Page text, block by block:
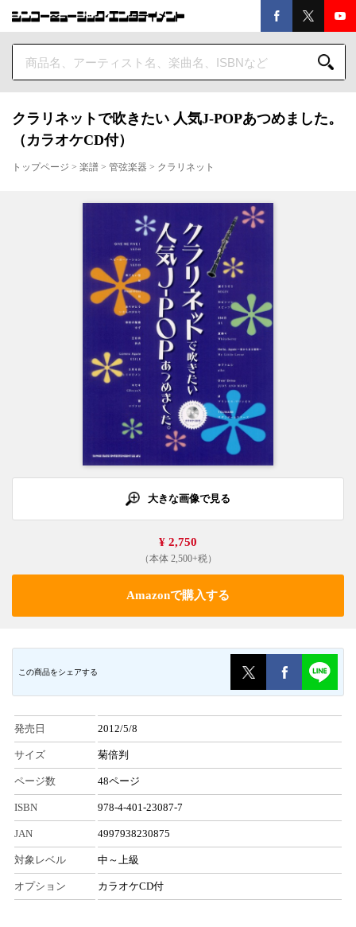
クラリネットで吹きたい 人気J-POPあつめました。
（カラオケCD付）
トップページ > 楽譜 > 管弦楽器 > クラリネット
大きな画像で見る
¥ 2,750
（本体 2,500+税）
Amazonで購入する
この商品をシェアする
発売日 2012/5/8
サイズ 菊倍判
ページ数 48ページ
ISBN 978-4-401-23087-7
JAN 4997938230875
対象レベル 中～上級
オプション カラオケCD付